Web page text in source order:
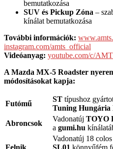
bemutatkozása
SUV és Pickup Zóna –
kínálat bemutatkozása
További információk:
instagram.com/amts_official
Videóanyag: youtube.com/c/
A Mazda MX-5 Roadster
módosításokat kapja:
Futómű
ST típushoz
Tuning Hungária
Abroncsok
Vadonatúj TOYO
a gumi.hu
Felnik
Vadonatúj 18 colos
SL01 könnyűfém